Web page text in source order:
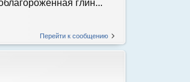
глин...
Перейти к сообщению